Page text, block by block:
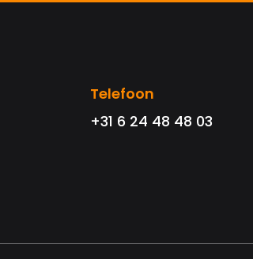
Telefoon
+31 6 24 48 48 03